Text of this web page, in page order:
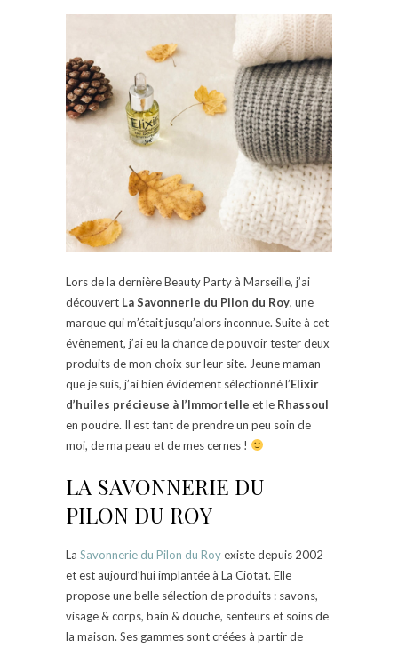
Lors de la dernière Beauty Party à Marseille, j’ai
découvert La Savonnerie du Pilon du Roy, une
marque qui m’était jusqu’alors inconnue. Suite à cet
évènement, j’ai eu la chance de pouvoir tester deux
produits de mon choix sur leur site. Jeune maman
que je suis, j’ai bien évidement sélectionné l’Elixir
d’huiles précieuse à l’Immortelle et le Rhassoul
en poudre. Il est tant de prendre un peu soin de
moi, de ma peau et de mes cernes !
LA SAVONNERIE DU
PILON DU ROY
La Savonnerie du Pilon du Royexiste depuis 2002
et est aujourd’hui implantée à La Ciotat. Elle
propose une belle sélection de produits : savons,
visage & corps, bain & douche, senteurs et soins de
la maison. Ses gammes sont créées à partir de